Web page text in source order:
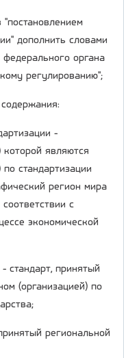
"постановлением
дополнить словами
органа
регулированию";
-
которой являются
стандартизации
регион мира
с
экономической
стандарт, принятый
(организацией) по
региональной